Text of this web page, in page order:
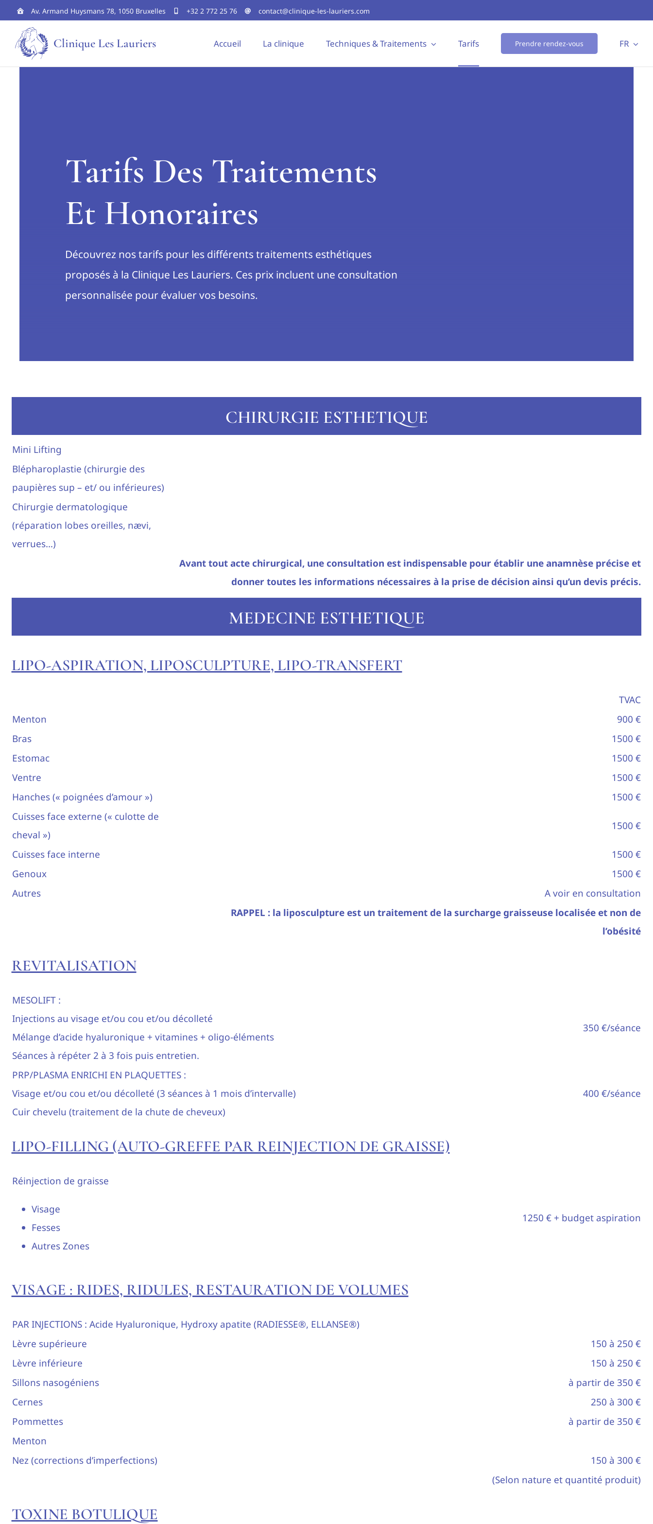
Skip
content
Av. Armand Huysmans 78, 1050 Bruxelles +32 2 772 25 76 contact@clinique-les-lauriers.com
Clinique Les Lauriers Accueil La clinique Techniques & Traitements Tarifs Prendre rendez-vous FR
Tarifs Des Traitements
Et Honoraires
Découvrez nos tarifs pour les différents traitements esthétiques
proposés à la Clinique Les Lauriers. Ces prix incluent une consultation
personnalisée pour évaluer vos besoins.
CHIRURGIE ESTHETIQUE
Mini Lifting
Blépharoplastie (chirurgie des
paupières sup – et/ ou inférieures)
Chirurgie dermatologique
(réparation lobes oreilles, nævi,
verrues…)
Avant tout acte chirurgical, une consultation est indispensable pour établir une anamnèse précise et
donner toutes les informations nécessaires à la prise de décision ainsi qu’un devis précis.
MEDECINE ESTHETIQUE
LIPO-ASPIRATION, LIPOSCULPTURE, LIPO-TRANSFERT
TVAC
Menton
900 €
Bras
1500 €
Estomac
1500 €
Ventre
1500 €
Hanches (« poignées d’amour »)
1500 €
Cuisses face externe (« culotte de
cheval »)
1500 €
Cuisses face interne
1500 €
Genoux
1500 €
Autres
A voir en consultation
RAPPEL : la liposculpture est un traitement de la surcharge graisseuse localisée et non de
l’obésité
REVITALISATION
MESOLIFT :
Injections au visage et/ou cou et/ou décolleté
Mélange d’acide hyaluronique + vitamines + oligo-éléments
Séances à répéter 2 à 3 fois puis entretien.
350 €/séance
PRP/PLASMA ENRICHI EN PLAQUETTES :
Visage et/ou cou et/ou décolleté (3 séances à 1 mois d’intervalle)
Cuir chevelu (traitement de la chute de cheveux)
400 €/séance
LIPO-FILLING (AUTO-GREFFE PAR REINJECTION DE GRAISSE)
Réinjection de graisse
Visage
Fesses
Autres Zones
1250 € + budget aspiration
VISAGE : RIDES, RIDULES, RESTAURATION DE VOLUMES
PAR INJECTIONS : Acide Hyaluronique, Hydroxy apatite (RADIESSE®, ELLANSE®)
Lèvre supérieure
150 à 250 €
Lèvre inférieure
150 à 250 €
Sillons nasogéniens
à partir de 350 €
Cernes
250 à 300 €
Pommettes
à partir de 350 €
Menton
Nez (corrections d’imperfections)
150 à 300 €
(Selon nature et quantité produit)
TOXINE BOTULIQUE